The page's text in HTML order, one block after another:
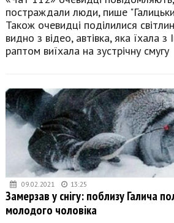
постраждали люди, пише
Також очевидці поділилися
видно з відео, автівка, яка їхала з
раптом виїхала на зустрічну смугу
09.02.2021 13:25
Замерзав у снігу: поблизу Галича
молодого чоловіка